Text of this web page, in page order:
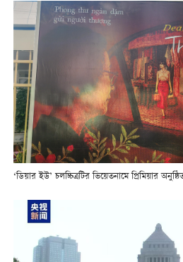
‘ডিয়ার ইউ’ চলচ্চিত্রটির ভিয়েতনামে প্রিমিয়ার